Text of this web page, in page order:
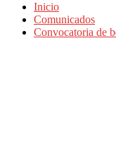
Inicio
Comunicados
Convocatoria de